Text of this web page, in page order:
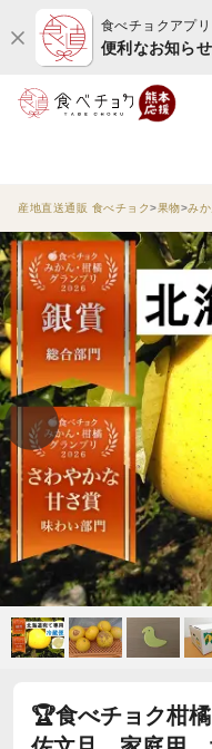
食べチョクアプリ
便利なお知ら
産地直送通販 食べチョク 果物 み
🏆食べチョク柑